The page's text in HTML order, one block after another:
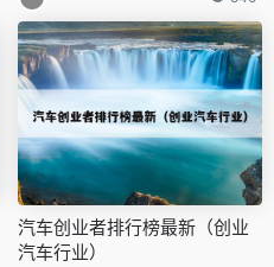
汽车创业者排行榜最新（创业
汽车行业）